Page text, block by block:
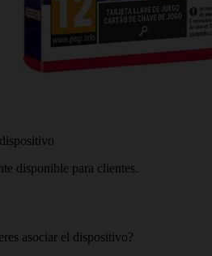
disponible para clientes.
asociar el dispositivo?